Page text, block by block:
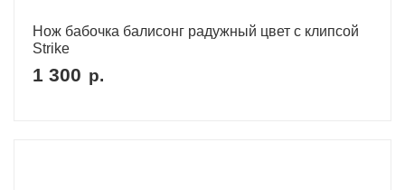
Нож бабочка балисонг радужный цвет с клипсой
Strike
1 300 р.